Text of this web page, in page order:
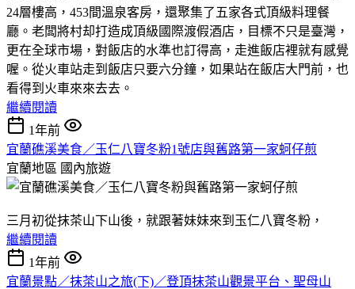
24層樓高，453間溫泉客房，還聚集了五家各式頂級料理餐
廳。老闆將村却打造成頂級國際渡假酒店，目標不只是臺灣，
更在全球市場，對飯店的水準也訂得高，走進飯店裡就有感覺
喔。從火車站走到飯店只要六分鐘，如果站在飯店大門前，也
看得到火車來來去去。
繼續閱讀
1年前
宜蘭礁溪美食／玉仁八寶冬粉1號店與舊路第一家蚵仔煎
宜蘭地區 國內旅遊
三月初從抹茶山下山後，就跟著妹妹來到玉仁八寶冬粉，
繼續閱讀
1年前
宜蘭景點／抹茶山之旅(下)／登頂抹茶山觀景平台、聖母山